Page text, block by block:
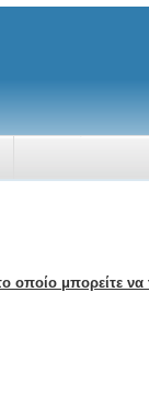
οποίο μπορείτε